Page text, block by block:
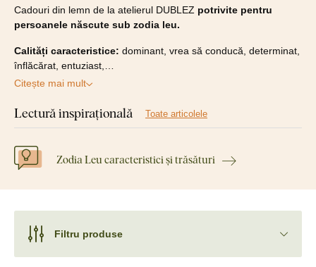
Cadouri din lemn de la atelierul DUBLEZ potrivite pentru
persoanele născute sub zodia leu.
Calități caracteristice: dominant, vrea să conducă, determinat,
înflăcărat, entuziast,…
Citește mai mult
Lectură inspirațională Toate articolele
Zodia Leu caracteristici și trăsături
Filtru produse